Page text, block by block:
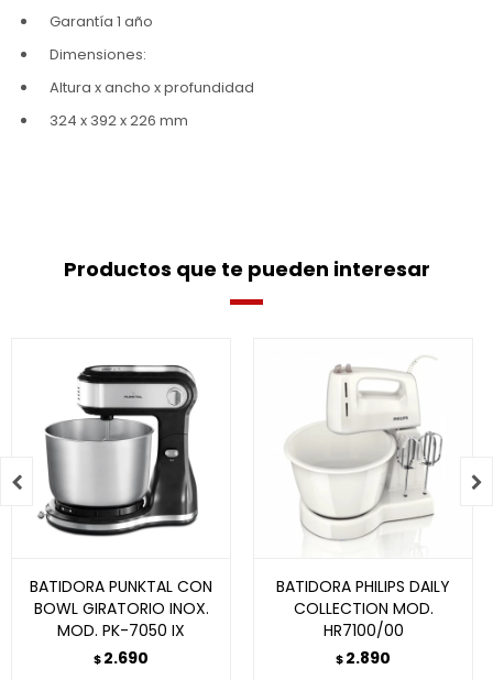
Garantía 1 año
Dimensiones:
Altura x ancho x profundidad
324 x 392 x 226 mm
Productos que te pueden interesar
BATIDORA PUNKTAL CON
BOWL GIRATORIO INOX.
MOD. PK-7050 IX
$2.690
BATIDORA PHILIPS DAILY
COLLECTION MOD.
HR7100/00
$2.890
 